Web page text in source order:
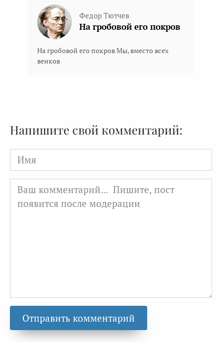
Федор Тютчев
На гробовой его покров
На гробовой его покров Мы, вместо всех
венков
Напишите свой комментарий:
Имя